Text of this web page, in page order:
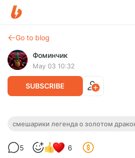
Go to blog
Фоминчик
May 03 10:32
SUBSCRIBE
Смешарики. Легенда о
И зачем?
смешарики легенда о золотом
5 6